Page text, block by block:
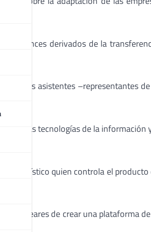
avances derivados de la
los asistentes –representantes
de las tecnologías de la
turístico quien controla el
Baleares de crear una plataforma